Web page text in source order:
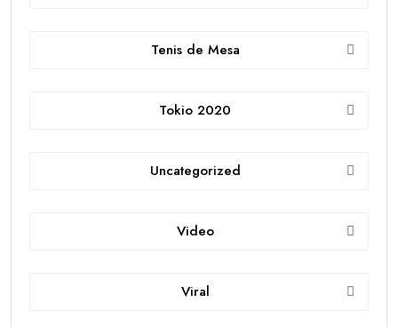
Tenis de Mesa
Tokio 2020
Uncategorized
Video
Viral